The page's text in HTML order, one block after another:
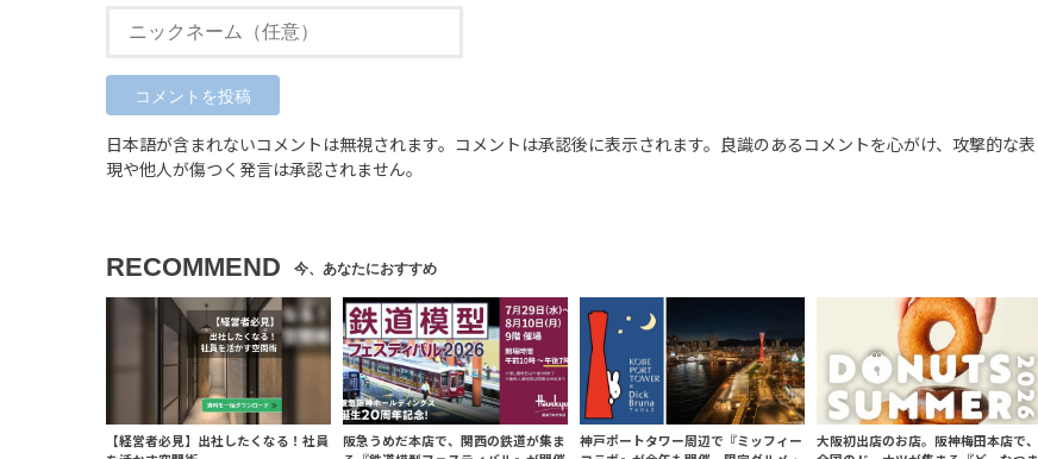
日本語が含まれないコメントは無視されます。コメントは承認後に表示されます。良識のあるコメントを心がけ、攻撃的な表
現や他人が傷つく発言は承認されません。
RECOMMEND
【経営者必見】出社したくなる！社員
阪急うめだ本店で、関西の鉄道が集ま
神戸ポートタワー周辺で『ミッフィー
大阪初出店のお店。阪神梅田本店で、